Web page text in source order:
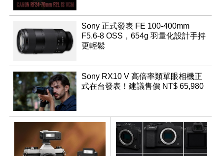
Sony 正式發表 FE 100-400mm
F5.6-8 OSS，654g 羽量化設計手持
更輕鬆
Sony RX10 V 高倍率類單眼相機正
式在台發表！建議售價 NT$ 65,980